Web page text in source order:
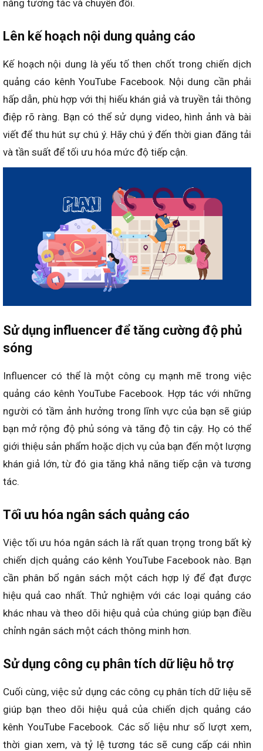
năng tương tác và chuyển đổi.
Lên kế hoạch nội dung quảng cáo
Kế hoạch nội dung là yếu tố then chốt trong chiến dịch
quảng cáo kênh YouTube Facebook. Nội dung cần phải
hấp dẫn, phù hợp với thị hiếu khán giả và truyền tải thông
điệp rõ ràng. Bạn có thể sử dụng video, hình ảnh và bài
viết để thu hút sự chú ý. Hãy chú ý đến thời gian đăng tải
và tần suất để tối ưu hóa mức độ tiếp cận.
Sử dụng influencer để tăng cường độ phủ
sóng
Influencer có thể là một công cụ mạnh mẽ trong việc
quảng cáo kênh YouTube Facebook. Hợp tác với những
người có tầm ảnh hưởng trong lĩnh vực của bạn sẽ giúp
bạn mở rộng độ phủ sóng và tăng độ tin cậy. Họ có thể
giới thiệu sản phẩm hoặc dịch vụ của bạn đến một lượng
khán giả lớn, từ đó gia tăng khả năng tiếp cận và tương
tác.
Tối ưu hóa ngân sách quảng cáo
Việc tối ưu hóa ngân sách là rất quan trọng trong bất kỳ
chiến dịch quảng cáo kênh YouTube Facebook nào. Bạn
cần phân bổ ngân sách một cách hợp lý để đạt được
hiệu quả cao nhất. Thử nghiệm với các loại quảng cáo
khác nhau và theo dõi hiệu quả của chúng giúp bạn điều
chỉnh ngân sách một cách thông minh hơn.
Sử dụng công cụ phân tích dữ liệu hỗ trợ
Cuối cùng, việc sử dụng các công cụ phân tích dữ liệu sẽ
giúp bạn theo dõi hiệu quả của chiến dịch quảng cáo
kênh YouTube Facebook. Các số liệu như số lượt xem,
thời gian xem, và tỷ lệ tương tác sẽ cung cấp cái nhìn